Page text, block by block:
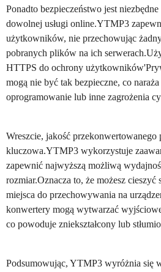
Ponadto bezpieczeństwo jest
dowolnej usługi online.YTMP3
użytkowników, nie przechowując
pobranych plików na ich
HTTPS do ochrony
mogą nie być tak bezpieczne, co
oprogramowanie lub inne zagrożenia
Wreszcie, jakość
kluczowa.YTMP3 wykorzystuje
zapewnić najwyższą możliwą
rozmiar.Oznacza to, że możesz cieszyć
miejsca do przechowywania na
konwertery mogą wytwarzać
co powoduje zniekształcony lub
Podsumowując, YTMP3 wyróżnia się